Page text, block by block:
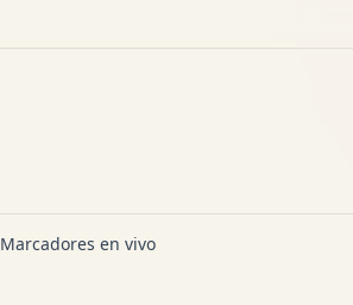
Marcadores en vivo